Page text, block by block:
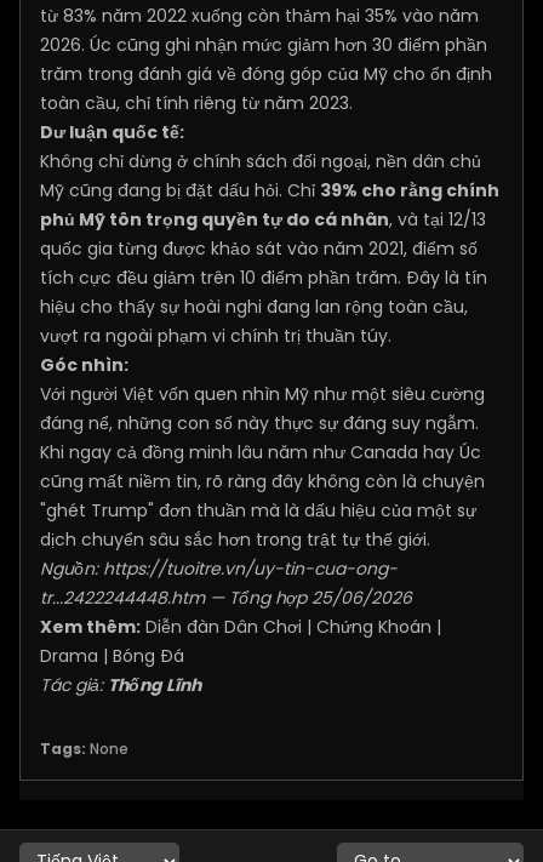
từ 83% năm 2022 xuống còn thảm hại 35% vào năm
2026. Úc cũng ghi nhận mức giảm hơn 30 điểm phần
trăm trong đánh giá về đóng góp của Mỹ cho ổn định
toàn cầu, chỉ tính riêng từ năm 2023.
Dư luận quốc tế:
Không chỉ dừng ở chính sách đối ngoại, nền dân chủ
Mỹ cũng đang bị đặt dấu hỏi. Chỉ 39% cho rằng chính
phủ Mỹ tôn trọng quyền tự do cá nhân, và tại 12/13
quốc gia từng được khảo sát vào năm 2021, điểm số
tích cực đều giảm trên 10 điểm phần trăm. Đây là tín
hiệu cho thấy sự hoài nghi đang lan rộng toàn cầu,
vượt ra ngoài phạm vi chính trị thuần túy.
Góc nhìn:
Với người Việt vốn quen nhìn Mỹ như một siêu cường
đáng nể, những con số này thực sự đáng suy ngẫm.
Khi ngay cả đồng minh lâu năm như Canada hay Úc
cũng mất niềm tin, rõ ràng đây không còn là chuyện
"ghét Trump" đơn thuần mà là dấu hiệu của một sự
dịch chuyển sâu sắc hơn trong trật tự thế giới.
Nguồn: https://tuoitre.vn/uy-tin-cua-ong-
tr...2422244448.htm— Tổng hợp 25/06/2026
Xem thêm: Diễn đàn Dân Chơi | Chứng Khoán |
Drama | Bóng Đá
Tác giả: Thống Lĩnh
Tags: None